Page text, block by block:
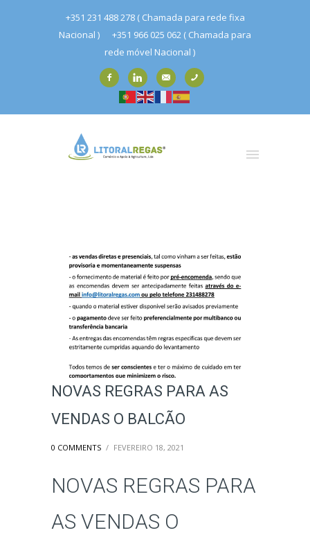
+351 231 488 278 ( Chamada para rede fixa
Nacional )
+351 966 025 062 ( Chamada para
rede móvel Nacional )
NOVAS REGRAS PARA AS
VENDAS O BALCÃO
0 COMMENTS / FEVEREIRO 18, 2021
NOVAS REGRAS PARA
AS VENDAS O